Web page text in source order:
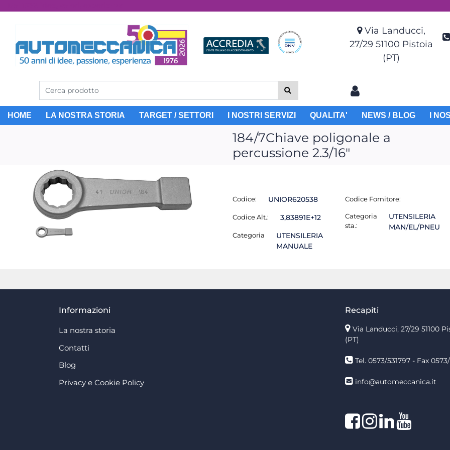
Via Landucci,
27/29 51100 Pistoia
(PT)
HOME LA NOSTRA STORIA TARGET / SETTORI I NOSTRI SERVIZI QUALITA' NEWS / BLOG I
184/7Chiave poligonale a
percussione 2.3/16"
Codice: UNIOR620538
Codice Alt.: 3,83891E+12
Categoria
UTENSILERIA
MANUALE
Codice Fornitore:
Categoria
sta.:
UTENSILERIA
MAN/EL/PNEU
Informazioni
La nostra storia
Contatti
Blog
Privacy e Cookie Policy
Recapiti
Via Landucci, 27/29 51100
(PT)
Tel. 0573/531797 - Fax 0573/
info@automeccanica.it
FacebookInstagram
linkedin